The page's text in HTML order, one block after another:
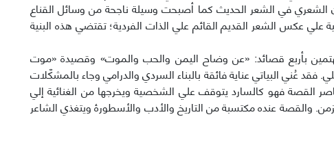
الشعري في الشعر الحديث كما أصبحت وسيلة ناجحة من وسائل القناع
علي عكس الشعر القديم القائم علي الذات الفردية؛ تقتضي هذه البنية
بأربع قصائد: «عن وضاح اليمن والحب والموت» وقصيدة «موت
عُني البياتي عناية فائقة بالبناء السردي والدرامي وجاء بالمشكّلات
القصة فهو كالسارد يتوقف علي الشخصية ويخرجها من الغنائية إلي
والقصة عنده مكتسبة من التاريخ والأدب والأسطورۀ ويتغذي الشاعر